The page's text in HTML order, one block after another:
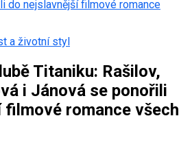
do nejslavnější filmové romance
a životní styl
Titaniku: Rašilov,
i Jánová se ponořili
filmové romance všech